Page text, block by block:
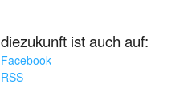
diezukunft ist auch auf:
Facebook
RSS